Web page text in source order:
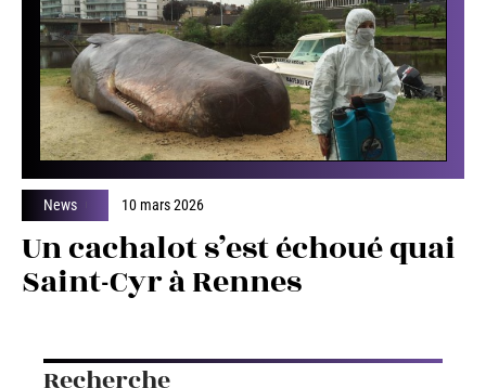
News 10 mars 2026
Un cachalot s’est échoué quai
Saint-Cyr à Rennes
Recherche